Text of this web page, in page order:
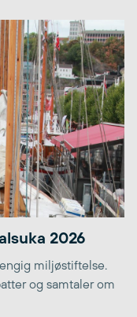
2026
miljøstiftelse.
og samtaler om